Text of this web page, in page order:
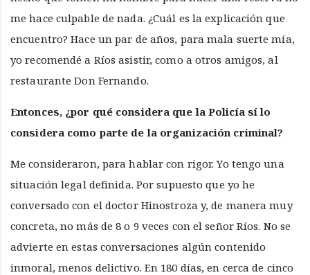
me hace culpable de nada. ¿Cuál es la explicación que
encuentro? Hace un par de años, para mala suerte mía,
yo recomendé a Ríos asistir, como a otros amigos, al
restaurante Don Fernando.
Entonces, ¿por qué considera que la Policía sí lo
considera como parte de la organización criminal?
Me consideraron, para hablar con rigor. Yo tengo una
situación legal definida. Por supuesto que yo he
conversado con el doctor Hinostroza y, de manera muy
concreta, no más de 8 o 9 veces con el señor Ríos. No se
advierte en estas conversaciones algún contenido
inmoral, menos delictivo. En 180 días, en cerca de cinco